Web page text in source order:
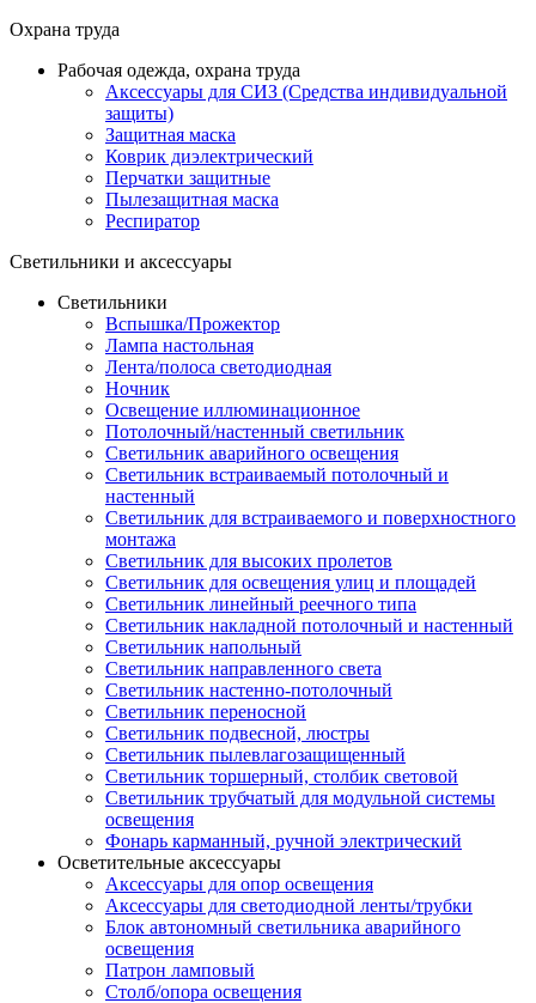
Охрана труда
Рабочая одежда, охрана труда
Аксессуары для СИЗ (Средства индивидуальной
защиты)
Защитная маска
Коврик диэлектрический
Перчатки защитные
Пылезащитная маска
Респиратор
Светильники и аксессуары
Светильники
Вспышка/Прожектор
Лампа настольная
Лента/полоса светодиодная
Ночник
Освещение иллюминационное
Потолочный/настенный светильник
Светильник аварийного освещения
Светильник встраиваемый потолочный и
настенный
Светильник для встраиваемого и поверхностного
монтажа
Светильник для высоких пролетов
Светильник для освещения улиц и площадей
Светильник линейный реечного типа
Светильник накладной потолочный и настенный
Светильник напольный
Светильник направленного света
Светильник настенно-потолочный
Светильник переносной
Светильник подвесной, люстры
Светильник пылевлагозащищенный
Светильник торшерный, столбик световой
Светильник трубчатый для модульной системы
освещения
Фонарь карманный, ручной электрический
Осветительные аксессуары
Аксессуары для опор освещения
Аксессуары для светодиодной ленты/трубки
Блок автономный светильника аварийного
освещения
Патрон ламповый
Столб/опора освещения